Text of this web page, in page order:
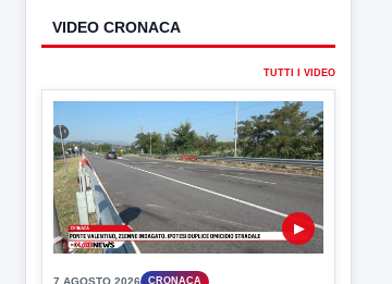
Ponte Valentino,21enne indagato:
ipotesi duplice omicidio stradale
Incidente mortale a Ponte Valentino,
indagato il 21enne alla guida...